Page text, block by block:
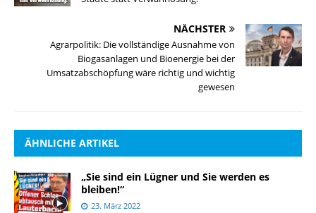
NÄCHSTER
Agrarpolitik: Die vollständige Ausnahme von
Biogasanlagen und Bioenergie bei der
Umsatzabschöpfung wäre richtig und wichtig
gewesen
ÄHNLICHE ARTIKEL
„Sie sind ein Lügner und Sie werden es
bleiben!“
23. März 2022